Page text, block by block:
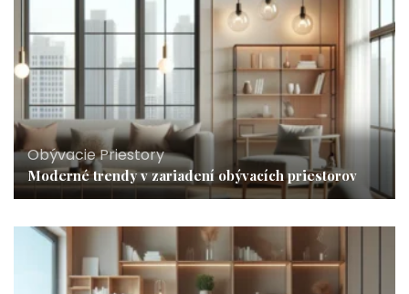
Obývacie Priestory
Moderné trendy v zariadení obývacích priestorov